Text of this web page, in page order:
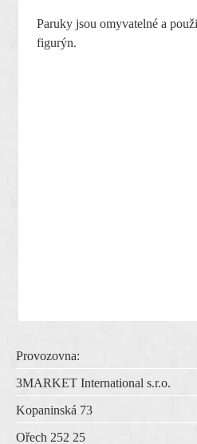
Paruky jsou omyvatelné a
figurýn.
Provozovna:
3MARKET International s.r.o.
Kopaninská 73
Ořech 252 25